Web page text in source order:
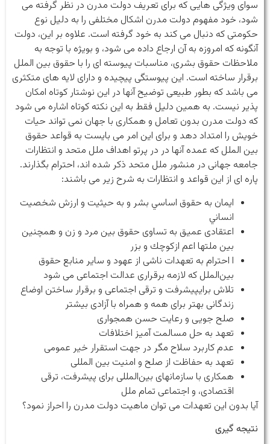
سوای ویژگی هایی که برای تعریف دولت مدرن در نظر گرفته می
شود، خود مفهوم دولت مدرن اشکال مختلفی را به دلیل نوع
حکومتی که دنبال می کند به خود گرفته است. علاوه بر این، دولت
آنگونه که امروزه به آن ارجاع داده می شود، و بویژه با توجه به
ملاحظات حقوق بشری، مناسبات پیوسته ای را با حقوق بین الملل
برقرار ساخته است. این پیوستگی پیچیده و دارای لایه های متکثری
می باشد که بطور طبیعی توضیح آنها در این نوشتار کوتاه امکان
پذیر نیست. به همین دلیل فقط به این نکته کوتاه اشاره می شود
که دولت مدرن بدون تعامل و همکاری با جهان نمی تواند حیات
خویش را امتداد دهد و برای این امر می بایست به قواعد حقوق
بین الملل که عمده آنها در در پرتو اهداف ملل متحد و انتظارات
جامعه جهانی در منشور ملل متحد ذکر شده اند، احترام بگذارند.
پاره ای از این قواعد و انتظارات به شرح زیر می باشند:
ایمان به حقوق اساسي بشر و به حيثيت و ارزش شخصيت
انساني
اعتقادی عمیق به تساوی حقوق بين مرد و زن و همچنین
بين ملتها اعم از‌كوچك و بزر
ا احترام به تعهدات ناشی از عهود و سایر منابع حقوق
بین‌الملل که لازمه برقراری عدالت اجتماعی می شود
تلاش برایپیشرفت و ترقی اجتماعی و برقرار ساختن اوضاع
زندگانی بهتر برای همه و همراه با آزادی بیشتر
صلح جویی و رعایت حسن همجواری
تعهد به حل مسالمت آمیز اختلافات
عدم کاربرد سلاح مگر در جهت استقرار خیر عمومی
تعهد به حفاظت از صلح و امنیت بین المللی
همکاری با سازمانهای بین‌المللی برای پیشرفت، ترقی
اقتصادی، و اجتماعی تمام ملل
آیا بدون این تعهدات می توان ماهیت دولت مدرن را احراز نمود؟
نتیجه گیری